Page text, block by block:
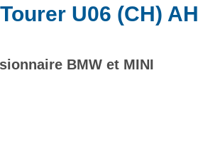
U06 (CH)
BMW et MINI